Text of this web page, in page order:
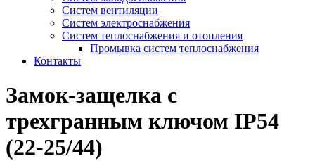
Систем вентиляции
Систем электроснабжения
Систем теплоснабжения и отопления
Промывка систем теплоснабжения
Контакты
Замок-защелка с
трехгранным ключом IP54
(22-25/44)